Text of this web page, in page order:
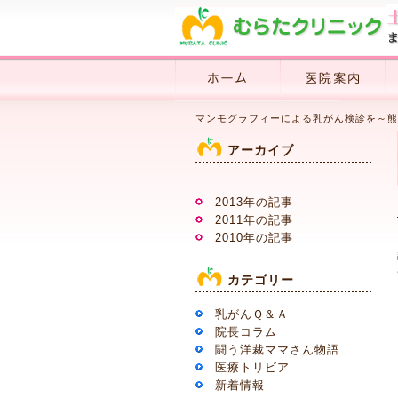
マンモグラフィーによる乳がん検診を～
アーカイブ
2013年の記事
2011年の記事
2010年の記事
カテゴリー
乳がんＱ＆Ａ
院長コラム
闘う洋裁ママさん物語
医療トリビア
新着情報